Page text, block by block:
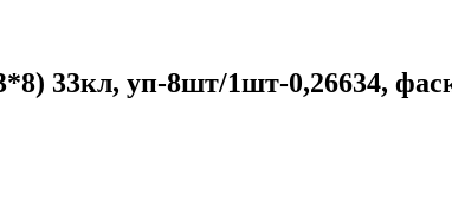
33кл, уп-8шт/1шт-0,26634,